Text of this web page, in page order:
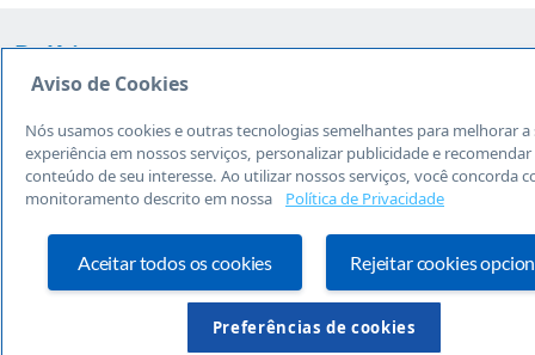
Políticas
Privacidade e Segurança
Atendimento
Dúvidas Frequentes
0800 570 0800
Dias úteis, das 07 às 19h
Redes Sociais
Aviso de Cookies
Nós usamos cookies e outras tecnologias semelhantes para melhorar a
experiência em nossos serviços, personalizar publicidade e recomendar
conteúdo de seu interesse. Ao utilizar nossos serviços, você concorda
monitoramento descrito em nossa
Política de Privacidade
Aceitar todos os cookies Rejeitar cookies
Preferências de cookies